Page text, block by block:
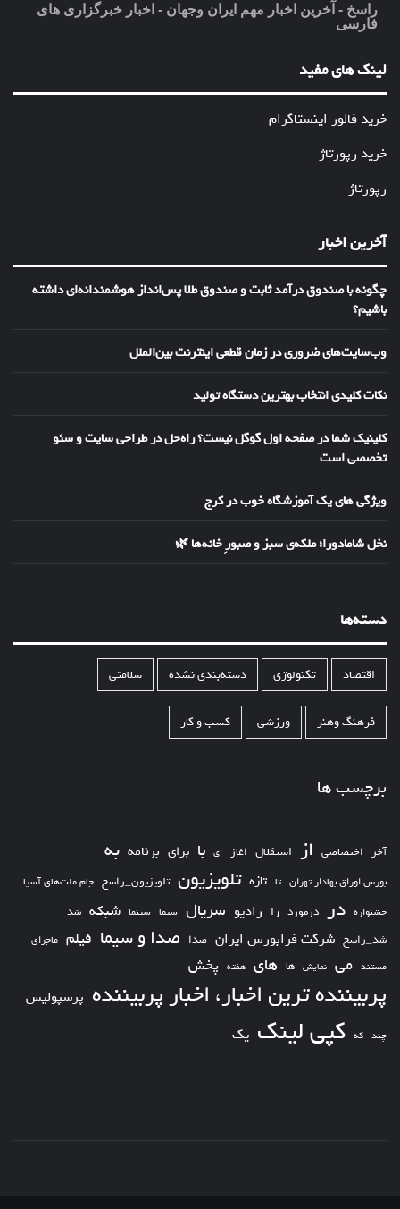
راسخ - آخرین اخبار مهم ایران وجهان - اخبار خبرگزاری های
فارسی
لینک های مفید
خرید فالور اینستاگرام
خرید رپورتاژ
رپورتاژ
آخرین اخبار
چگونه با صندوق درآمد ثابت و صندوق طلا پس‌انداز هوشمندانه‌ای داشته
باشیم؟
وب‌سایت‌های ضروری در زمان قطعی اینترنت بین‌الملل
نکات کلیدی انتخاب بهترین دستگاه تولید
کلینیک شما در صفحه اول گوگل نیست؟ راه‌حل در طراحی سایت و سئو
تخصصی است
ویژگی های یک آموزشگاه خوب در کرج
نخل شامادورا؛ ملکه‌ی سبز و صبورِ خانه‌ها 🌿
دسته‌ها
اقتصاد تکنولوژی دسته‌بندی نشده سلامتی
فرهنگ وهنر ورزشی کسب و کار
برچسب ها
آخر اختصاصی از استقلال اغاز ای با برای برنامه به
بورس اوراق بهادار تهران تا تازه تلویزیون تلویزیون_راسخ جام ملت‌های آسیا
جشنواره در درمورد را رادیو سریال سیما سینما شبکه شد
شد_راسخ شرکت فرابورس ایران صدا صدا و سیما فیلم ماجرای
مستند می نمایش ها های هفته پخش
پربیننده ترین اخبار، اخبار پربیننده پرسپولیس
چند که کپی لینک یک